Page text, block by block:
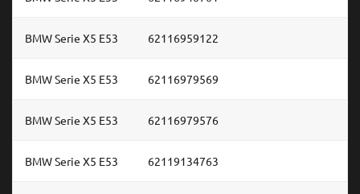
BMW Serie X5 E53 62116959122
BMW Serie X5 E53 62116979569
BMW Serie X5 E53 62116979576
BMW Serie X5 E53 62119134763